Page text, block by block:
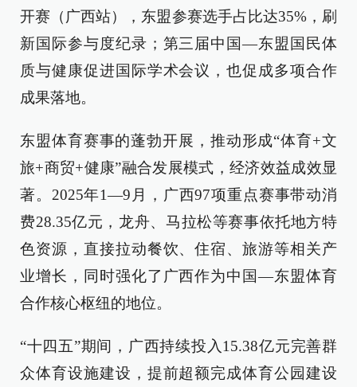
开赛（广西站），东盟参赛选手占比达35%，刷
新国际参与度纪录；第三届中国—东盟国民体
质与健康促进国际学术会议，也促成多项合作
成果落地。
东盟体育赛事的蓬勃开展，推动形成“体育+文
旅+商贸+健康”融合发展模式，经济效益成效显
著。2025年1—9月，广西97项重点赛事带动消
费28.35亿元，龙舟、马拉松等赛事依托地方特
色资源，直接拉动餐饮、住宿、旅游等相关产
业增长，同时强化了广西作为中国—东盟体育
合作核心枢纽的地位。
“十四五”期间，广西持续投入15.38亿元完善群
众体育设施建设，提前超额完成体育公园建设